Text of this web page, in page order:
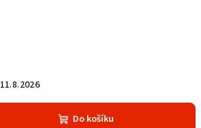
11.8.2026
Do košíku